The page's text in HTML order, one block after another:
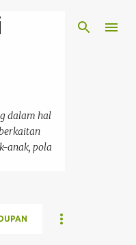
utama
dalam hal
anak, pola